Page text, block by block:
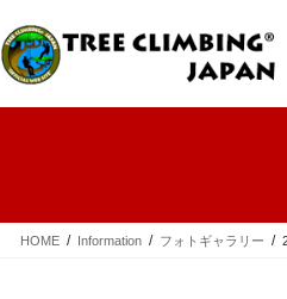
HOME Information フォトギャラリー